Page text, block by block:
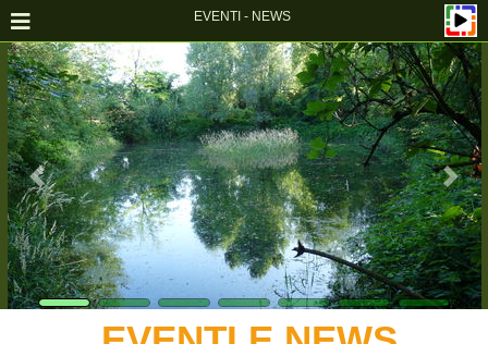
EVENTI - NEWS